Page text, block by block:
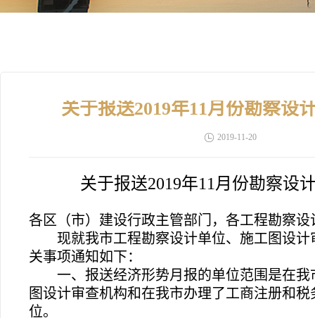
关于报送2019年11月份勘察设
2019-11-20
关于报送2019年11月份勘察设
各区（市）建设行政主管部门，各工程勘察
现就我市工程勘察设计单位、施工图设
关事项通知如下：
一、报送经济形势月报的单位范围是在
图设计审查机构和在我市办理了工商注册和
位。